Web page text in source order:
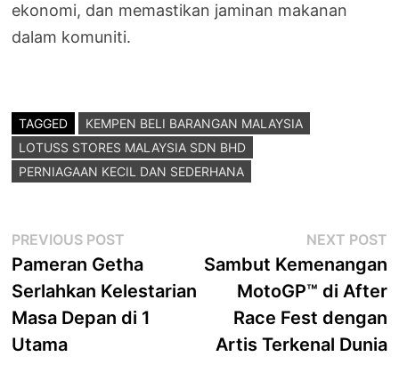
ekonomi, dan memastikan jaminan makanan
dalam komuniti.
TAGGED
KEMPEN BELI BARANGAN MALAYSIA
LOTUSS STORES MALAYSIA SDN BHD
PERNIAGAAN KECIL DAN SEDERHANA
Post
navigation
PREVIOUS POST
post:
Pameran Getha
Serlahkan Kelestarian
Masa Depan di 1
Utama
NEXT POST
Sambut Kemenangan
MotoGP™ di After
Race Fest dengan
Artis Terkenal Dunia